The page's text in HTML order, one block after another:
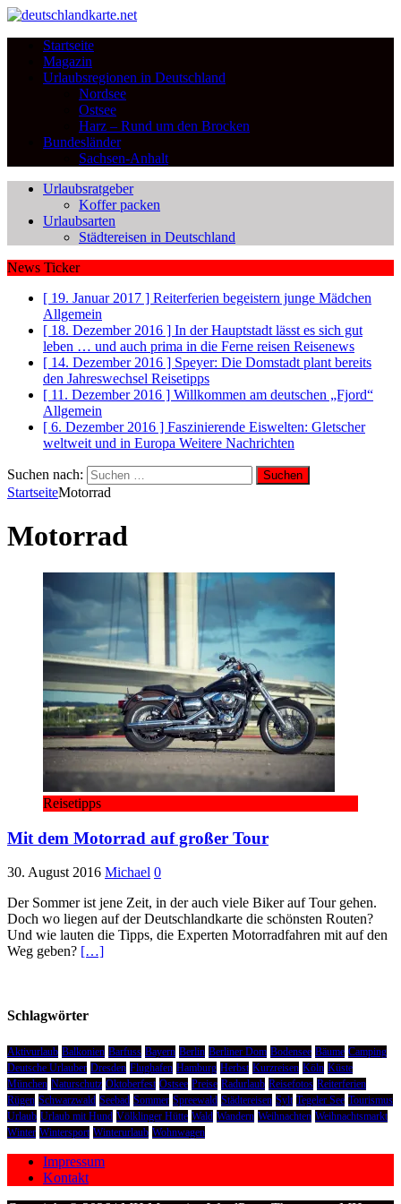
Startseite
Magazin
Urlaubsregionen in Deutschland
Nordsee
Ostsee
Harz – Rund um den Brocken
Bundesländer
Sachsen-Anhalt
Urlaubsratgeber
Koffer packen
Urlaubsarten
Städtereisen in Deutschland
News Ticker
[ 19. Januar 2017 ] Reiterferien begeistern junge Mädchen
Allgemein
[ 18. Dezember 2016 ] In der Hauptstadt lässt es sich gut
leben … und auch prima in die Ferne reisen Reisenews
[ 14. Dezember 2016 ] Speyer: Die Domstadt plant bereits
den Jahreswechsel Reisetipps
[ 11. Dezember 2016 ] Willkommen am deutschen „Fjord“
Allgemein
[ 6. Dezember 2016 ] Faszinierende Eiswelten: Gletscher
weltweit und in Europa Weitere Nachrichten
Suchen nach:
StartseiteMotorrad
Motorrad
Reisetipps
Mit dem Motorrad auf großer Tour
30. August 2016 Michael 0
Der Sommer ist jene Zeit, in der auch viele Biker auf Tour gehen.
Doch wo liegen auf der Deutschlandkarte die schönsten Routen?
Und wie lauten die Tipps, die Experten Motorradfahren mit auf den
Weg geben? […]
Schlagwörter
Aktivurlaub Balkonien Barfuss Bayern Berlin Berliner Dom Bodensee Bäume Camping
Deutsche Urlauber Dresden Flughafen Hamburg Herbst Kurzreisen Köln Küste
München Naturschutz Oktoberfest Ostsee Preise Radurlaub Reisefotos Reiterferien
Rügen Schwarzwald Seebad Sommer Spreewald Städtereisen Sylt Tegeler See Tourismus
Urlaub Urlaub mit Hund Völklinger Hütte Wald Wandern Weihnachten Weihnachtsmarkt
Winter Wintersport Winterurlaub Wohnwagen
Impressum
Kontakt